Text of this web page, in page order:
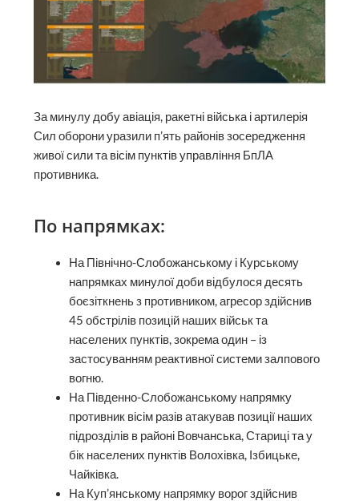
За минулу добу авіація, ракетні війська і артилерія
Сил оборони уразили п’ять районів зосередження
живої сили та вісім пунктів управління БпЛА
противника.
По напрямках:
На Північно-Слобожанському і Курському
напрямках минулої доби відбулося десять
боєзіткнень з противником, агресор здійснив
45 обстрілів позицій наших військ та
населених пунктів, зокрема один – із
застосуванням реактивної системи залпового
вогню.
На Південно-Слобожанському напрямку
противник вісім разів атакував позиції наших
підрозділів в районі Вовчанська, Стариці та у
бік населених пунктів Волохівка, Ізбицьке,
Чайківка.
На Куп’янському напрямку ворог здійснив